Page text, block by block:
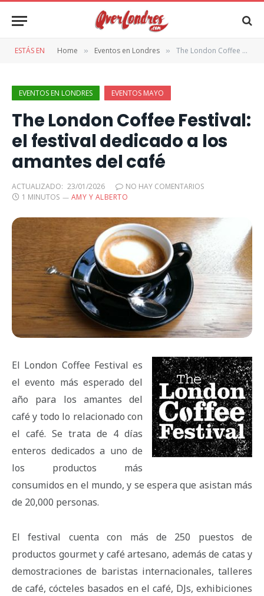
ESTÁS EN Home » Eventos en Londres » The London Coffee Festival: el festival dedicado a los amantes del café
EVENTOS EN LONDRES EVENTOS MAYO
The London Coffee Festival:
el festival dedicado a los
amantes del café
ACTUALIZADO: 23/01/2026
NO HAY COMENTARIOS
1 MINUTOS
AMY Y ALBERTO
El London Coffee Festival es
el evento más esperado del
año para los amantes del
café y todo lo relacionado con
el café. Se trata de 4 días
enteros dedicados a uno de
los productos más
consumidos en el mundo, y se espera que asistan más
de 20,000 personas.
El festival cuenta con más de 250 puestos de
productos gourmet y café artesano, además de catas y
demostraciones de baristas internacionales, talleres
de café, cócteles basados en el café, DJs, exhibiciones